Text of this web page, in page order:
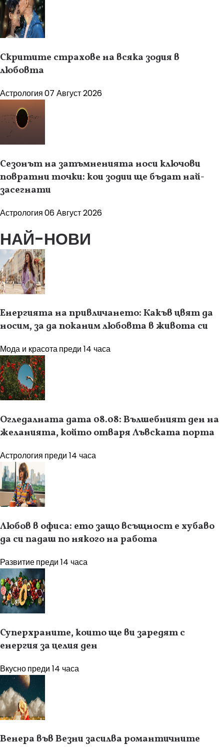
Скритите страхове на всяка зодия в
любовта
Астрология07 Август 2026
Сезонът на затъмненията носи ключови
повратни точки: кои зодии ще бъдат най-
засегнати
Астрология06 Август 2026
НАЙ-НОВИ
Енергията на привличането: Какъв цвят да
носим, за да поканим любовта в живота си
Мода и красотапреди 14 часа
Огледалната дата 08.08: Вълшебният ден на
желанията, който отваря Лъвската порта
Астрология преди 14 часа
Любов в офиса: ето защо всъщност е хубаво
да си падаш по някого на работа
Развитиепреди 14 часа
Суперхраните, които ще ви заредят с
енергия за целия ден
Вкуснопреди 14 часа
Венера във Везни засилва романтичните